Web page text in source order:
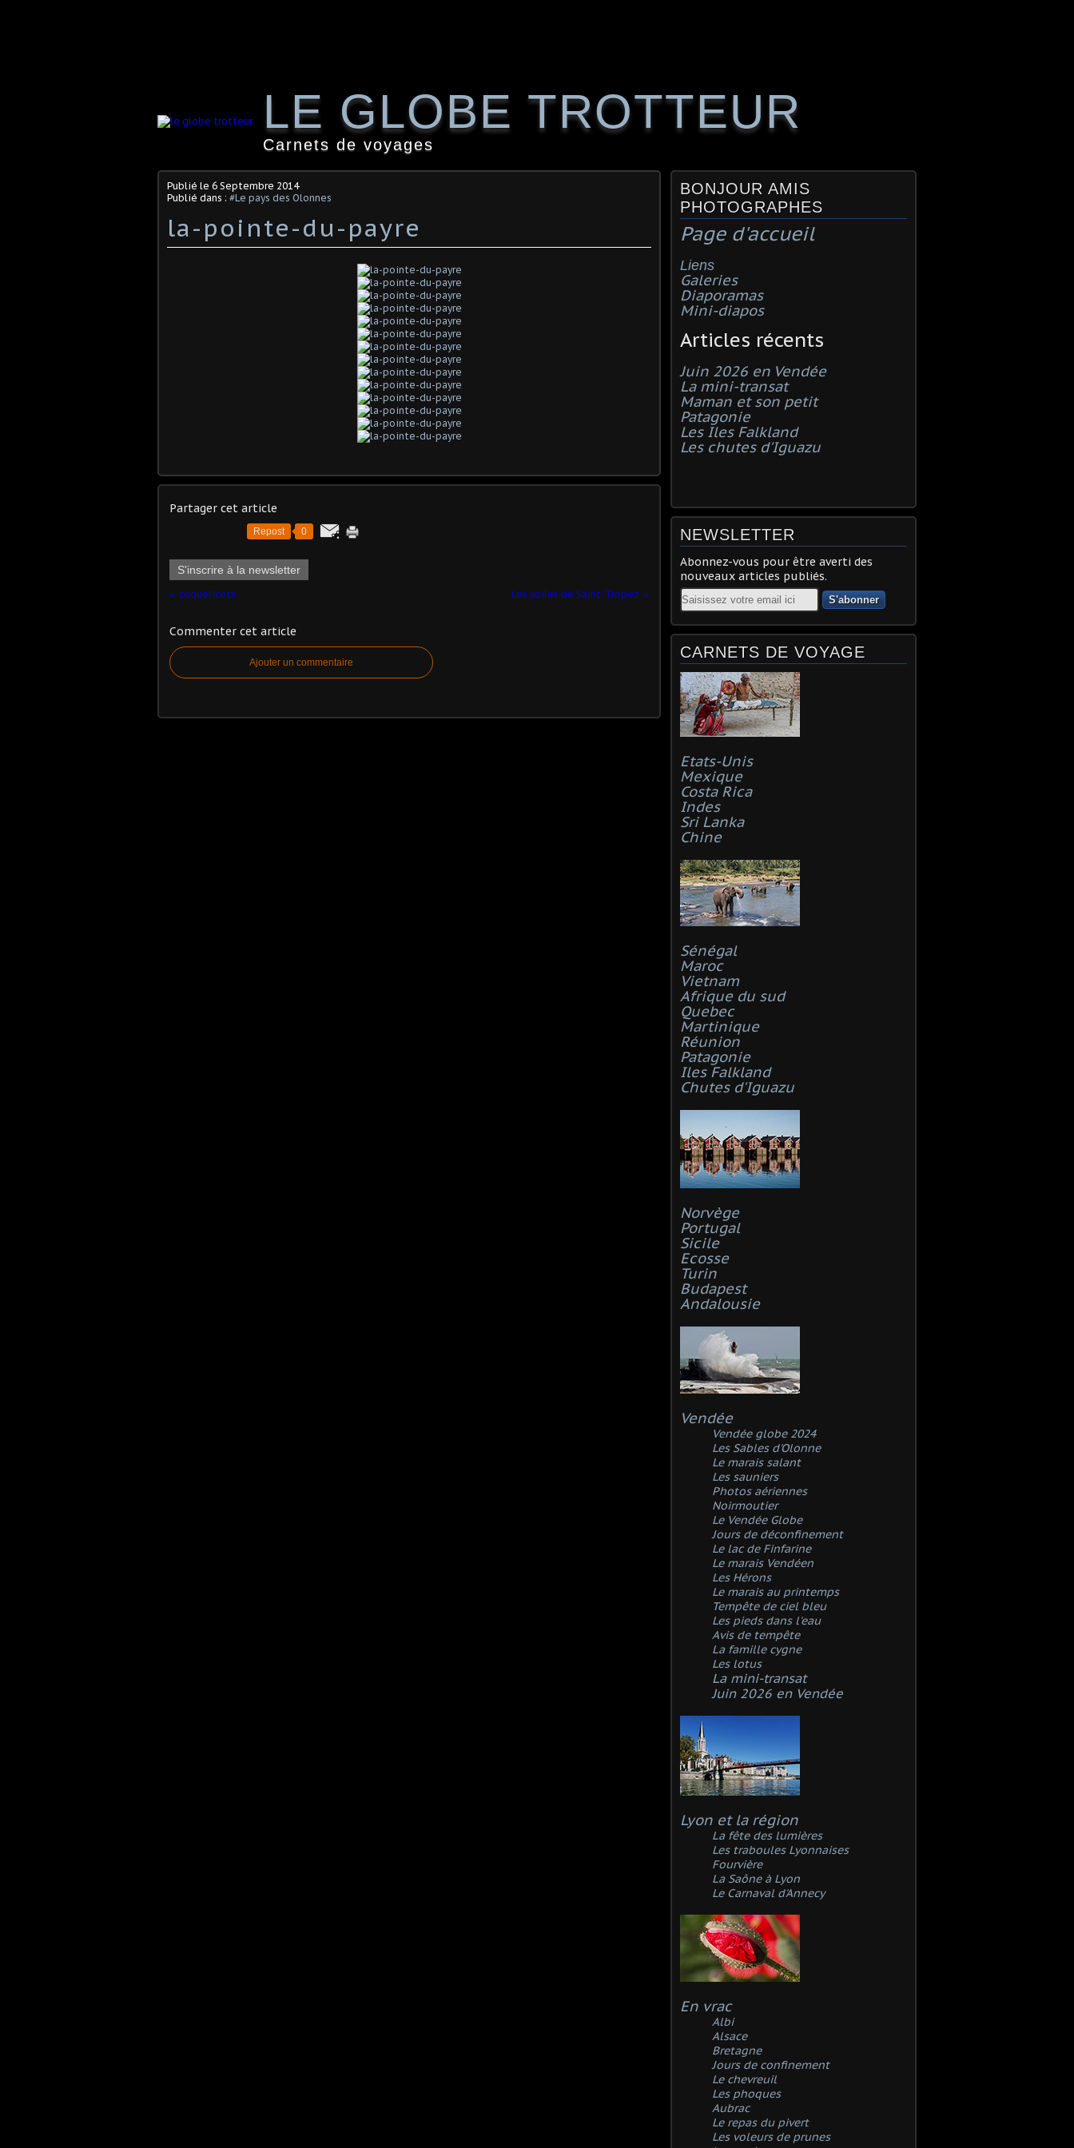
LE GLOBE TROTTEUR
Carnets de voyages
Publié le 6 Septembre 2014
Publié dans : #Le pays des Olonnes
la-pointe-du-payre
Partager cet article
Repost 0
S'inscrire à la newsletter
coquelicots Les voiles de Saint-Tropez
Commenter cet article
Ajouter un commentaire
BONJOUR AMIS
PHOTOGRAPHES
Page d'accueil
Liens
Galeries
Diaporamas
Mini-diapos
Articles récents
Juin 2026 en Vendée
La mini-transat
Maman et son petit
Patagonie
Les Iles Falkland
Les chutes d'Iguazu
NEWSLETTER
Abonnez-vous pour être averti des
nouveaux articles publiés.
Email
CARNETS DE VOYAGE
Etats-Unis
Mexique
Costa Rica
Indes
Sri Lanka
Chine
Sénégal
Maroc
Vietnam
Afrique du sud
Quebec
Martinique
Réunion
Patagonie
Iles Falkland
Chutes d'Iguazu
Norvège
Portugal
Sicile
Ecosse
Turin
Budapest
Andalousie
Vendée
Vendée globe 2024
Les Sables d'Olonne
Le marais salant
Les sauniers
Photos aériennes
Noirmoutier
Le Vendée Globe
Jours de déconfinement
Le lac de Finfarine
Le marais Vendéen
Les Hérons
Le marais au printemps
Tempête de ciel bleu
Les pieds dans l'eau
Avis de tempête
La famille cygne
Les lotus
La mini-transat
Juin 2026 en Vendée
Lyon et la région
La fête des lumières
Les traboules Lyonnaises
Fourvière
La Saône à Lyon
Le Carnaval d'Annecy
En vrac
Albi
Alsace
Bretagne
Jours de confinement
Le chevreuil
Les phoques
Aubrac
Le repas du pivert
Les voleurs de prunes